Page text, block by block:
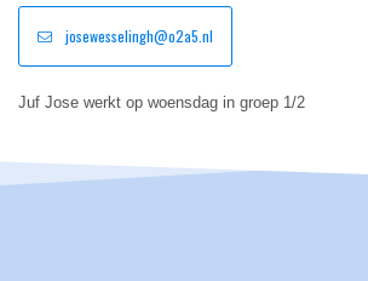
josewesselingh@o2a5.nl
Juf Jose werkt op woensdag in groep 1/2